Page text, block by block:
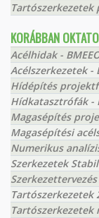
Tartószerkezetek
KORÁBBAN
Acélhidak -
Acélszerkezetek -
Hídépítés
Hídkatasztrófák -
Magasépítés
Magasépítési
Numerikus
Szerkezetek
Tartószerkezetek
Tartószerkezetek